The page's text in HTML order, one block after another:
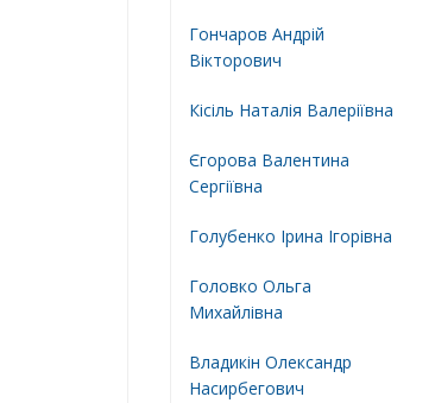
Гончаров Андрій
Вікторович
Кісіль Наталія Валеріївна
Єгорова Валентина
Сергіївна
Голубенко Ірина Ігорівна
Головко Ольга
Михайлівна
Владикін Олександр
Насирбегович